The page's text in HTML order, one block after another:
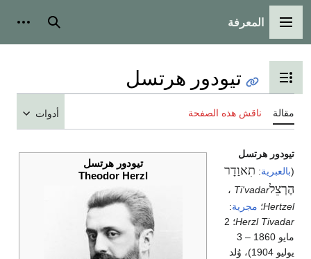
القائمة الرئيسية
المعرفة بحث
تبديل عرض جدول المحتويات
تيودور هرتسل
مقالة ناقش هذه الصفحة أدوات
تيودور هرتسل
Theodor Herzl
تيودور هرتسل
(بالعبرية: תִאוַדָר
הֶרְצֵל
‎، Ti'vadar
Hertzel؛ مجرية:
Herzl Tivadar ؛ 2
مايو 1860 – 3
يوليو 1904)، وُلد